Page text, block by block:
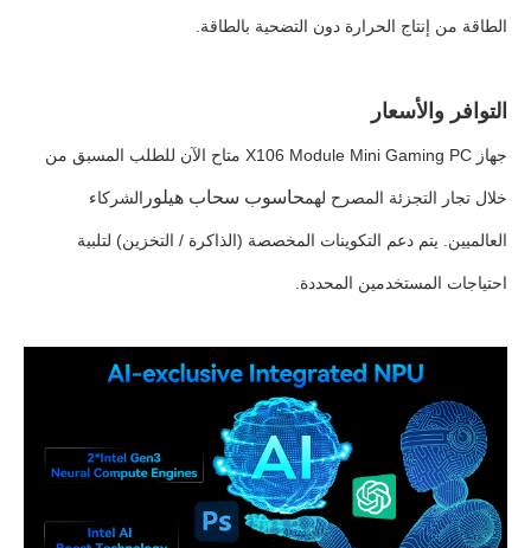
الطاقة من إنتاج الحرارة دون التضحية بالطاقة.
التوافر والأسعار
جهاز X106 Module Mini Gaming PC متاح الآن للطلب المسبق من
خلال تجار التجزئة المصرح لهمحاسوب سحاب هيلور الشركاء
العالميين. يتم دعم التكوينات المخصصة (الذاكرة / التخزين) لتلبية
احتياجات المستخدمين المحددة.